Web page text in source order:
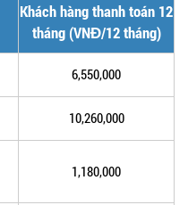
Khách hàng thanh toán 12
tháng (VNĐ/12 tháng)
6,550,000
10,260,000
1,180,000